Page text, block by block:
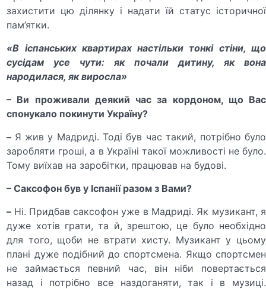
захистити цю ділянку і надати їй статус історичної
пам’ятки.
«В іспанських квартирах настільки тонкі стіни, що
сусідам усе чути: як почали дитину, як вона
народилася, як виросла»
– Ви проживали деякий час за кордоном, що Вас
спонукало покинути Україну?
– Я жив у Мадриді. Тоді був час такий, потрібно було
заробляти гроші, а в Україні такої можливості не було.
Тому виїхав на заробітки, працював на будові.
– Саксофон був у Іспанії разом з Вами?
– Ні. Придбав саксофон уже в Мадриді. Як музикант, я
дуже хотів грати, та й, зрештою, це було необхідно
для того, щоби не втрати хисту. Музикант у цьому
плані дуже подібний до спортсмена. Якщо спортсмен
не займається певний час, він ніби повертається
назад і потрібно все наздоганяти, так і в музиці.